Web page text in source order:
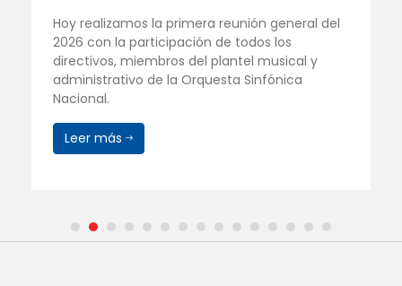
Hoy realizamos la primera reunión general del
2026 con la participación de todos los
directivos, miembros del plantel musical y
administrativo de la Orquesta Sinfónica
Nacional.
Leer más